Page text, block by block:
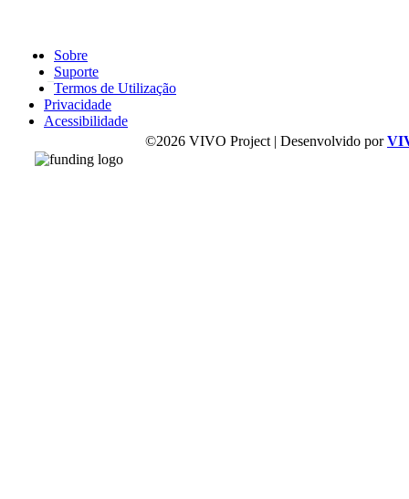
Sobre
Suporte
Termos de Utilização
Privacidade
Acessibilidade
©2026 VIVO Project | Desenvolvido por